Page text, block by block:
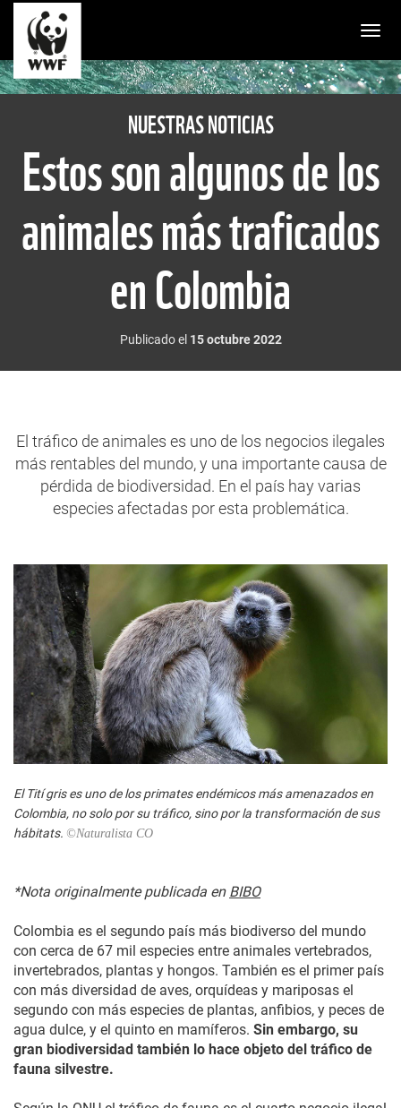
NUESTRAS NOTICIAS
Estos son algunos de los
animales más traficados
en Colombia
Publicado el 15 octubre 2022
El tráfico de animales es uno de los negocios ilegales
más rentables del mundo, y una importante causa de
pérdida de biodiversidad. En el país hay varias
especies afectadas por esta problemática.
El Tití gris es uno de los primates endémicos más amenazados en
Colombia, no solo por su tráfico, sino por la transformación de sus
hábitats. ©Naturalista CO
*Nota originalmente publicada en BIBO
Colombia es el segundo país más biodiverso del mundo
con cerca de 67 mil especies entre animales vertebrados,
invertebrados, plantas y hongos. También es el primer país
con más diversidad de aves, orquídeas y mariposas el
segundo con más especies de plantas, anfibios, y peces de
agua dulce, y el quinto en mamíferos. Sin embargo, su
gran biodiversidad también lo hace objeto del tráfico de
fauna silvestre.